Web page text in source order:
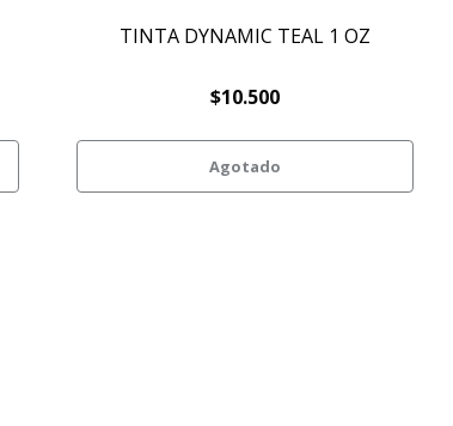
TINTA DYNAMIC TEAL 1 OZ
$10.500
Agotado